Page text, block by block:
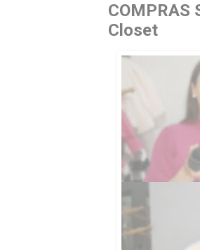
COMPRAS
Closet